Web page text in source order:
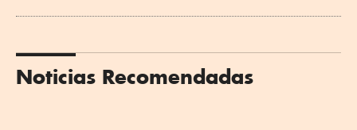
Noticias Recomendadas